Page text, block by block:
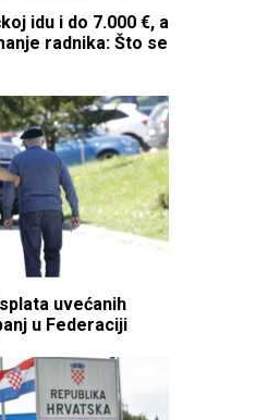
idu i do 7.000 €, a
radnika: Što se
uvećanih
u Federaciji